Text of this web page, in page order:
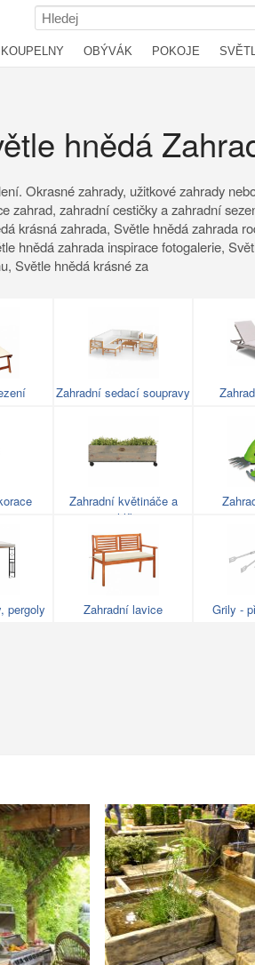
KOUPELNY OBÝVÁK POKOJE
hnědá
Okrasné zahrady, užitkové zahrady
zahrad, zahradní cestičky a zahradní
krásná zahrada, Světle hnědá zahrada
hnědá zahrada inspirace fotogalerie,
Světle hnědá krásné za
Zahradní sedací soupravy
Zahradní květináče a
truhlíky
pergoly Zahradní lavice Grily -